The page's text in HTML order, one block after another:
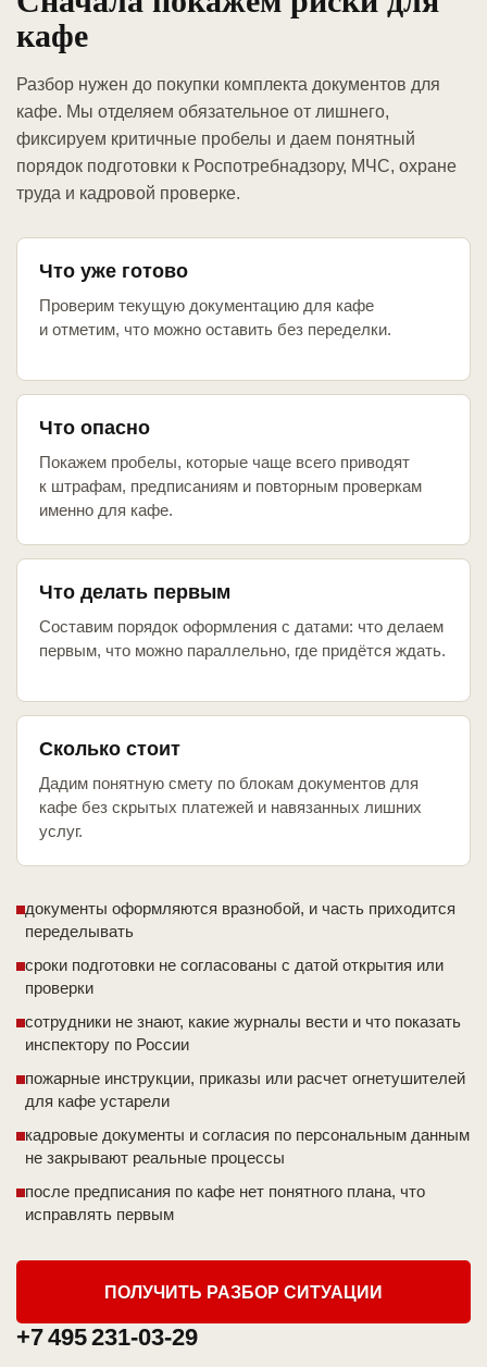
кафе
Разбор нужен до покупки комплекта документов для
кафе. Мы отделяем обязательное от лишнего,
фиксируем критичные пробелы и даем понятный
порядок подготовки к Роспотребнадзору, МЧС, охране
труда и кадровой проверке.
Что уже готово
Проверим текущую документацию для кафе
и отметим, что можно оставить без переделки.
Что опасно
Покажем пробелы, которые чаще всего приводят
к штрафам, предписаниям и повторным проверкам
именно для кафе.
Что делать первым
Составим порядок оформления с датами: что делаем
первым, что можно параллельно, где придётся ждать.
Сколько стоит
Дадим понятную смету по блокам документов для
кафе без скрытых платежей и навязанных лишних
услуг.
документы оформляются вразнобой, и часть приходится
переделывать
сроки подготовки не согласованы с датой открытия или
проверки
сотрудники не знают, какие журналы вести и что показать
инспектору по России
пожарные инструкции, приказы или расчет огнетушителей
для кафе устарели
кадровые документы и согласия по персональным данным
не закрывают реальные процессы
после предписания по кафе нет понятного плана, что
исправлять первым
ПОЛУЧИТЬ РАЗБОР СИТУАЦИИ
+7 495 231-03-29